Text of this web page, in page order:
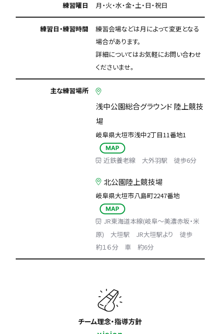
練習曜日 月・火・水・金・土・日・祝日
練習日・練習時間
練習会場などは月によって変更となる
場合があります。
詳細についてはお気軽にお問い合わせ
くださいませ。
主な練習場所
浅中公園総合グラウンド 陸上競技
場
岐阜県大垣市浅中2丁目11番地1
MAP
近鉄養老線 大外羽駅 徒歩6分
北公園陸上競技場
岐阜県大垣市八島町2247番地
MAP
JR東海道本線(岐阜～美濃赤坂・米
原) 大垣駅 JR大垣駅より 徒歩
約１６分 車 約6分
チーム理念・指導方針